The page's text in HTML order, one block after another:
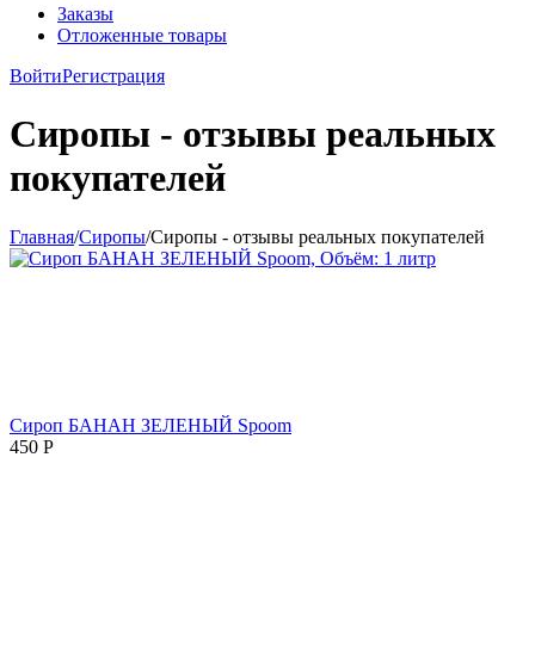
Заказы
Отложенные товары
ВойтиРегистрация
Сиропы - отзывы реальных
покупателей
Главная/Сиропы/Сиропы - отзывы реальных покупателей
Сироп БАНАН ЗЕЛЕНЫЙ Spoom
450 Р